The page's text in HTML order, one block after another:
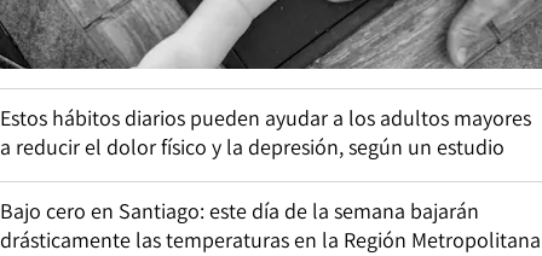
Estos hábitos diarios pueden ayudar a los adultos mayores
a reducir el dolor físico y la depresión, según un estudio
Bajo cero en Santiago: este día de la semana bajarán
drásticamente las temperaturas en la Región Metropolitana